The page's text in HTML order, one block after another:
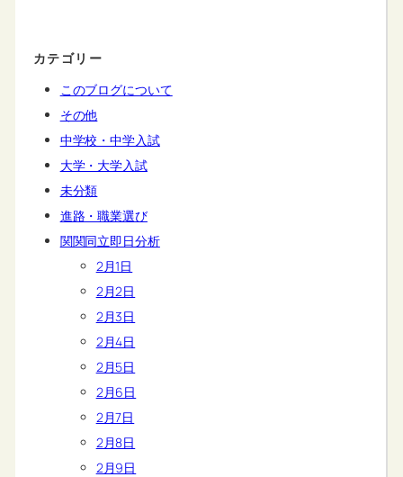
カテゴリー
このブログについて
その他
中学校・中学入試
大学・大学入試
未分類
進路・職業選び
関関同立即日分析
2月1日
2月2日
2月3日
2月4日
2月5日
2月6日
2月7日
2月8日
2月9日